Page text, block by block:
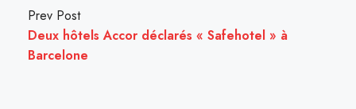
Prev Post
Deux hôtels Accor déclarés « Safehotel » à
Barcelone